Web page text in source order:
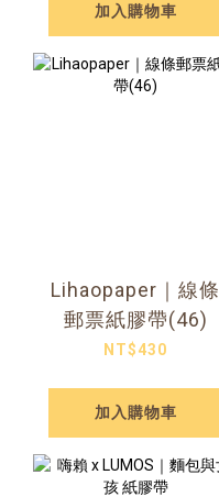
加入購物車
Lihaopaper｜線條
郵票紙膠帶(46)
NT$430
加入購物車